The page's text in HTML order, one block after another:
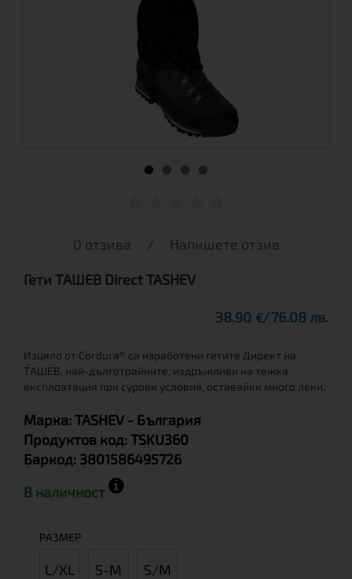
0 отзива / Напишете отзив
Гети ТАШЕВ Direct TASHEV
38.90 € 76.08 лв.
Изцяло от Cordura® са изработени гетите Директ на
ТАШЕВ, най-дълготрайните, издръжливи на тежка
експлоатация при сурови условия, оставайки много леки.
Марка:TASHEV - България
Продуктов код:TSKU360
Баркод: 3801586495726
В наличност
РАЗМЕР
L/XL S-M S/M